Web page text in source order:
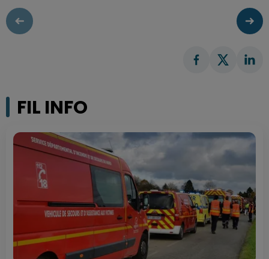
FIL INFO